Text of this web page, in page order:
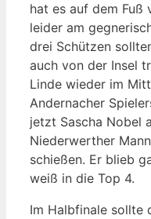
hat es auf dem Fuß
leider am
drei Schützen
auch von der Insel
Linde wieder im
Andernacher
jetzt Sascha Nobel
Niederwerther
schießen. Er blieb
weiß in die Top 4.
Im Halbfinale sollte